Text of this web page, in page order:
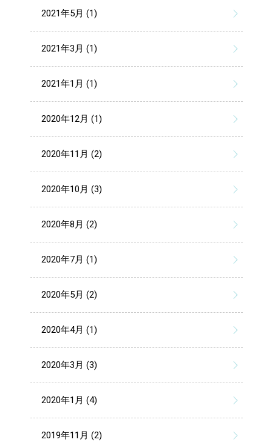
2021年5月 (1)
2021年3月 (1)
2021年1月 (1)
2020年12月 (1)
2020年11月 (2)
2020年10月 (3)
2020年8月 (2)
2020年7月 (1)
2020年5月 (2)
2020年4月 (1)
2020年3月 (3)
2020年1月 (4)
2019年11月 (2)